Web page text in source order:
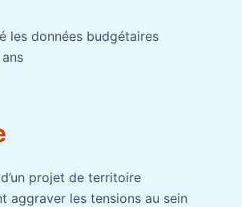
les données budgétaires
projet de territoire
aggraver les tensions au sein